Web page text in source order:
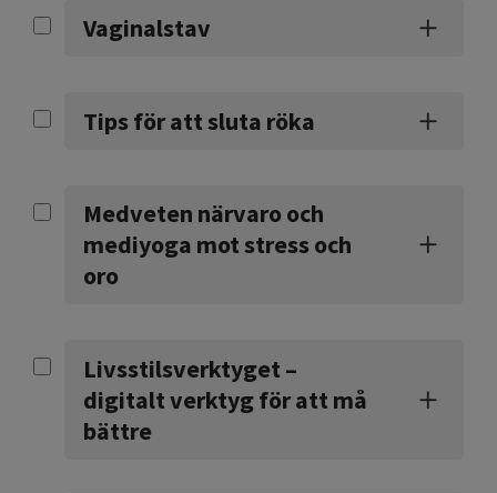
Vaginalstav
Tips för att sluta röka
Medveten närvaro och
mediyoga mot stress och
oro
Livsstilsverktyget –
digitalt verktyg för att må
bättre